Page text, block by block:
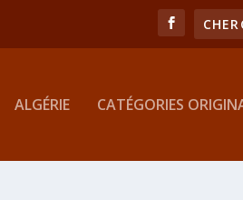
ALGÉRIE CATÉGORIES